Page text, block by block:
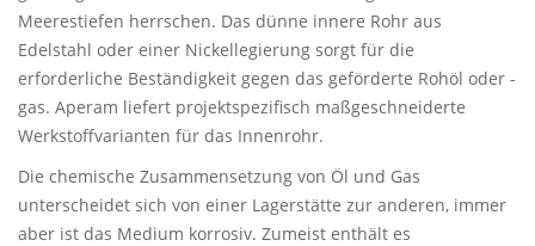
Meerestiefen herrschen. Das dünne innere Rohr aus
Edelstahl oder einer Nickellegierung sorgt für die
erforderliche Beständigkeit gegen das geförderte Rohöl oder -
gas. Aperam liefert projektspezifisch maßgeschneiderte
Werkstoffvarianten für das Innenrohr.
Die chemische Zusammensetzung von Öl und Gas
unterscheidet sich von einer Lagerstätte zur anderen, immer
aber ist das Medium korrosiv. Zumeist enthält es